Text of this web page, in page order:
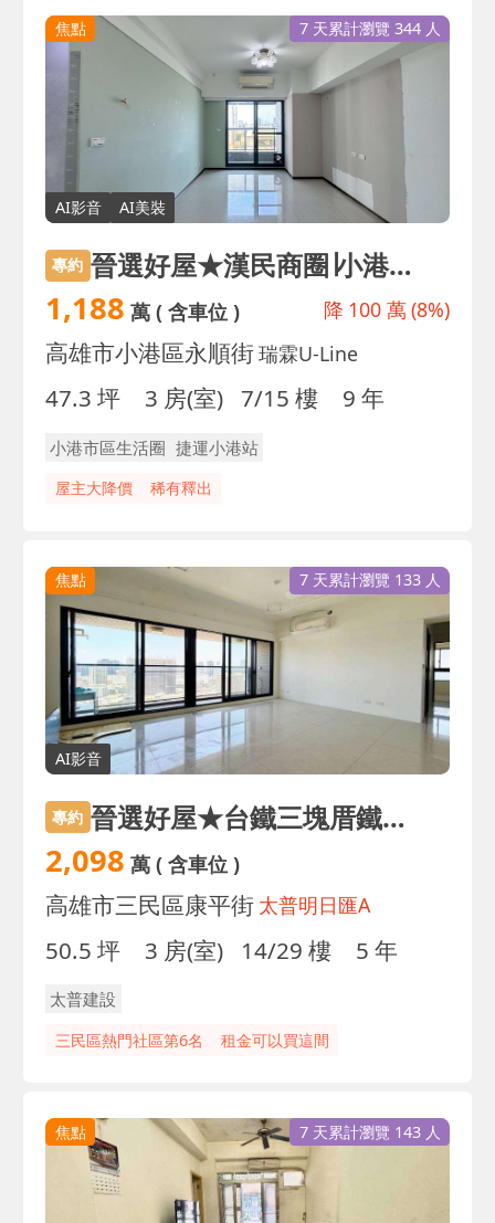
焦點
AI影音 AI美裝
7 天累計瀏覽 344 人
專約 晉選好屋★漢民商圈∣小港捷運∣輕屋齡採光三房平車
1,188 萬( 含車位 ) 降 100 萬(8%)
高雄市小港區永順街瑞霖U-Line
47.3 坪 3 房(室) 7/15 樓 9 年
小港市區生活圈 捷運小港站
屋主大降價 稀有釋出
焦點
AI影音
7 天累計瀏覽 133 人
專約 晉選好屋★台鐵三塊厝鐵道旁邊間景觀三房平車|全屋亮
2,098 萬( 含車位 )
高雄市三民區康平街 太普明日匯A
50.5 坪 3 房(室) 14/29 樓 5 年
太普建設
三民區熱門社區第6名 租金可以買這間
焦點 7 天累計瀏覽 143 人